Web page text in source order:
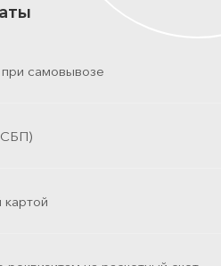
самовывозе
картой